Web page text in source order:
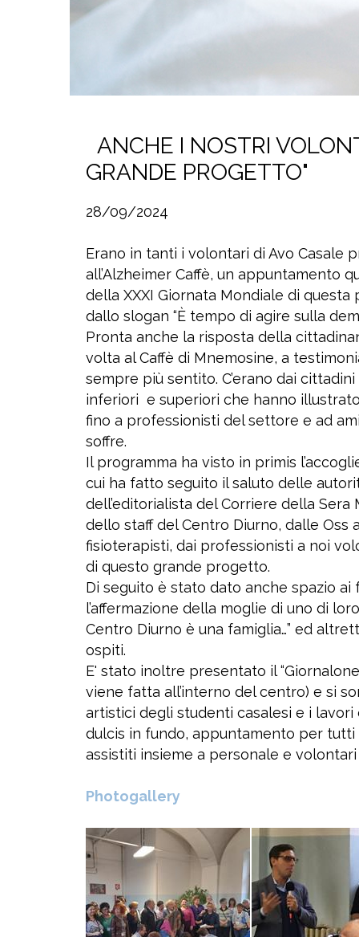
ANCHE I NOSTRI
GRANDE PROGETTO"
28/09/2024
Erano in tanti i volontari di Avo Casale
all’Alzheimer Caffè, un appuntamento
della XXXI Giornata Mondiale di
dallo slogan “È tempo di agire sulla
Pronta anche la risposta della
volta al Caffè di Mnemosine, a
sempre più sentito. C’erano dai
inferiori e superiori che hanno
fino a professionisti del settore e ad
soffre.
Il programma ha visto in primis
cui ha fatto seguito il saluto delle
dell’editorialista del Corriere della
dello staff del Centro Diurno, dalle Oss
fisioterapisti, dai professionisti a noi
di questo grande progetto.
Di seguito è stato dato anche spazio ai
l’affermazione della moglie di uno di
Centro Diurno è una famiglia…” ed
ospiti.
E' stato inoltre presentato il
viene fatta all’interno del centro) e si
artistici degli studenti casalesi e i
dulcis in fundo, appuntamento per
assistiti insieme a personale e
Photogallery